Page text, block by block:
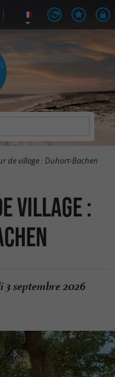
de village : Duhort-Bachen
village :
3 septembre 2026